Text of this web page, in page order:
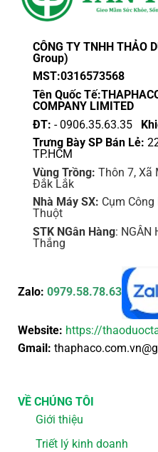
CÔNG TY TNHH THẢO
Group)
MST:0316573568
Tên Quốc
COMPANY LIMITED
ĐT: - 0906.35.63.35
Trưng Bày SP Bán Lẻ:
TP.HCM
Vùng Trồng: Thôn 7, Xã
Đắk Lắk
Nhà Máy SX: Cụm Công
Thuột
STK NGân Hàng: NGÂN
Thắng
Zalo: 0979.58.78.63
Website: https://
Gmail:
VỀ CHÚNG TÔI
Giới thiệu
Triết lý kinh doanh